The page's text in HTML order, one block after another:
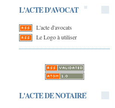
L'ACTE D'AVOCAT
L'acte d'avocats
Le Logo à utiliser
L'ACTE DE NOTAIRE